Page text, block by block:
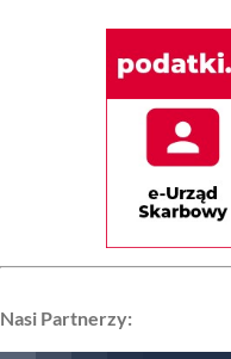
Nasi Partnerzy: